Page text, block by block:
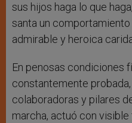
sus hijos haga lo que
santa un
admirable y heroica
En penosas condiciones
constantemente
colaboradoras y pilares
marcha, actuó con